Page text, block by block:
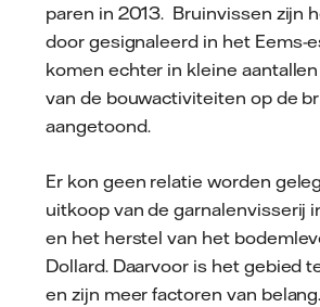
paren in 2013. Bruinvissen zijn
door gesignaleerd in het Eems-
komen echter in kleine
van de bouwactiviteiten op de
aangetoond.
Er kon geen relatie worden
uitkoop van de garnalenvisserij
en het herstel van het
Dollard. Daarvoor is het gebied
en zijn meer factoren van